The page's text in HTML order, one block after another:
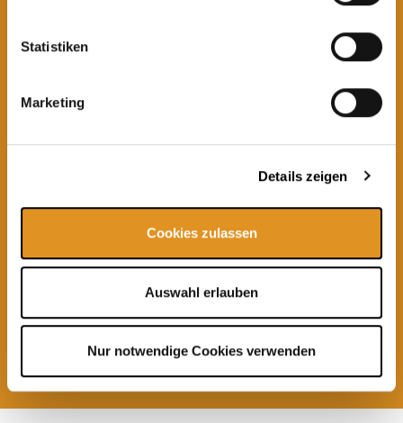
Statistiken
Marketing
Details zeigen
Cookies zulassen
Auswahl erlauben
Nur notwendige Cookies verwenden
Eintrittsgutscheine
ab 25,00 €